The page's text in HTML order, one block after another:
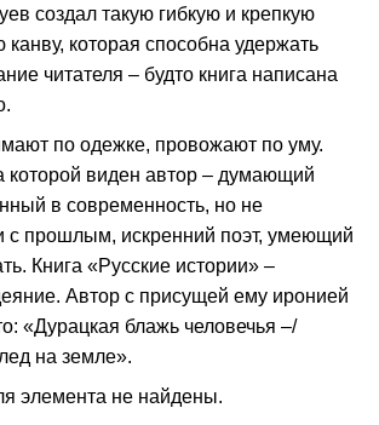
создал такую гибкую и крепкую
которая способна удержать
читателя – будто книга написана
по одежке, провожают по уму.
которой виден автор – думающий
в современность, но не
с прошлым, искренний поэт, умеющий
Книга «Русские истории» –
Автор с присущей ему иронией
«Дурацкая блажь человечья –/
на земле».
элемента не найдены.